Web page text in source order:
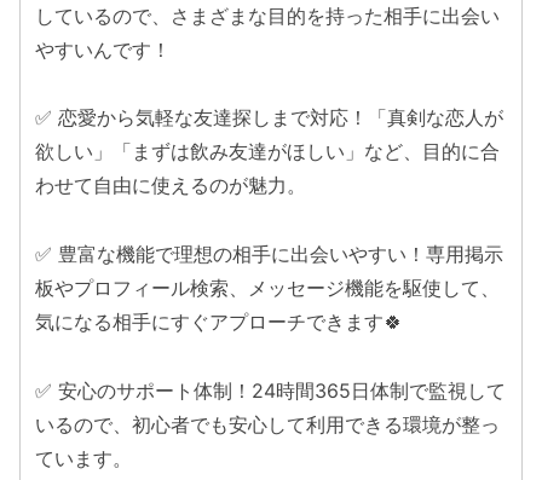
しているので、さまざまな目的を持った相手に出会い
やすいんです！
✅ 恋愛から気軽な友達探しまで対応！「真剣な恋人が
欲しい」「まずは飲み友達がほしい」など、目的に合
わせて自由に使えるのが魅力。
✅ 豊富な機能で理想の相手に出会いやすい！専用掲示
板やプロフィール検索、メッセージ機能を駆使して、
気になる相手にすぐアプローチできます🍀
✅ 安心のサポート体制！24時間365日体制で監視して
いるので、初心者でも安心して利用できる環境が整っ
ています。